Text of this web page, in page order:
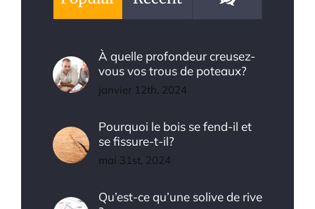
À quelle profondeur creusez-
vous vos trous de poteaux?
janvier 12th, 2024
Pourquoi le bois se fend-il et
se fissure-t-il?
mai 31st, 2024
Qu’est-ce qu’une solive de rive